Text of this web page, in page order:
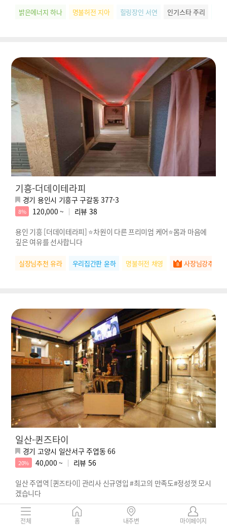
밝은에너지 하나 명불허전 지아 힐링장인 서연 인기스타 주리
기흥-더데이테라피
경기 용인시 기흥구 구갈동 377-3
8% 120,000 ~ 리뷰 38
용인 기흥 [더데이테라피] ⭐차원이 다른 프리미엄 케어⭐몸과 마음에
깊은 여유를 선사합니다
실장님추천 유라 우리집간판 윤하 명불허전 채영 사장님강추 예지
일산-퀸즈타이
경기 고양시 일산서구 주엽동 66
20% 40,000 ~ 리뷰 56
일산 주엽역 [퀸즈타이] 관리사 신규영입 #최고의 만족도#정성껏 모시
겠습니다
인기스타 나미 SNS스타 루시 강력추천 다다 SNS스타 다정
전체 홈 내주변 마이페이지